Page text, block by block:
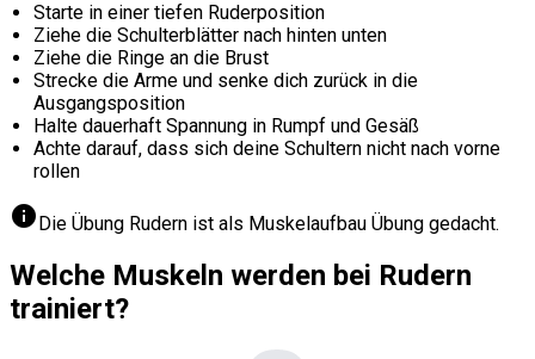
Starte in einer tiefen Ruderposition
Ziehe die Schulterblätter nach hinten unten
Ziehe die Ringe an die Brust
Strecke die Arme und senke dich zurück in die
Ausgangsposition
Halte dauerhaft Spannung in Rumpf und Gesäß
Achte darauf, dass sich deine Schultern nicht nach vorne
rollen
info Die Übung Rudern ist als Muskelaufbau Übung gedacht.
Welche Muskeln werden bei Rudern
trainiert?